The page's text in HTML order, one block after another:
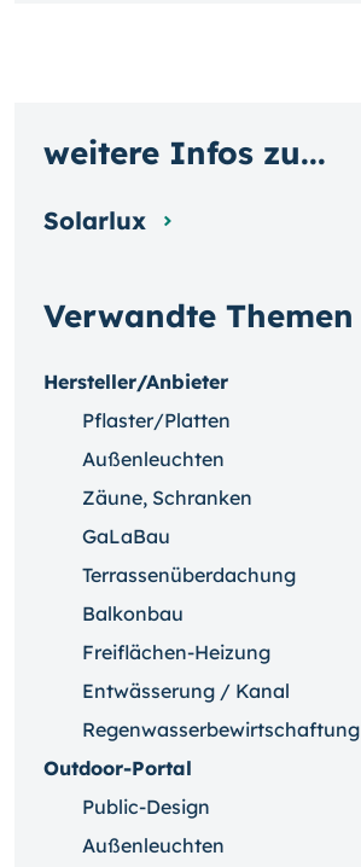
Verwandte Themen
Hersteller/Anbieter
Pflaster/Platten
Außenleuchten
Zäune, Schranken
GaLaBau
Terrassenüberdachung
Balkonbau
Freiflächen-Heizung
Entwässerung / Kanal
Regenwasserbewirtschaftung
Outdoor-Portal
Public-Design
Außenleuchten
weitere Infos zu...
Solarlux